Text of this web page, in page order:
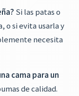
Si las patas o
o si evita usarla y
necesita
cama para un
de calidad.